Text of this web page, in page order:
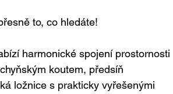
to, co hledáte!
harmonické spojení prostornosti
koutem, předsíň
ložnice s prakticky vyřešenými